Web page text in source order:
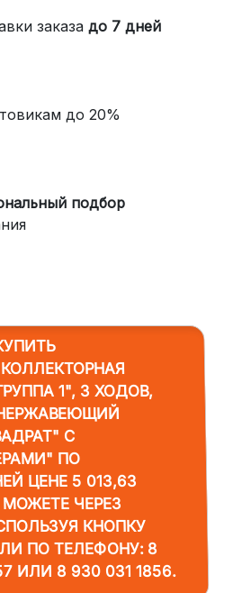
заказа до 7 дней
до 20%
подбор
1", 3 ХОДОВ,
С
ПО
ЦЕНЕ 5 013,63
ЧЕРЕЗ
КНОПКУ
ПО ТЕЛЕФОНУ: 8
ИЛИ 8 930 031 1856.